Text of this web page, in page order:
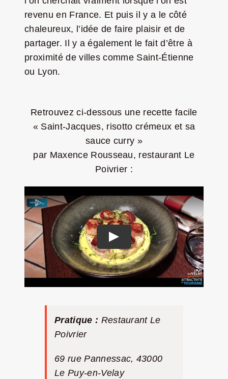
revenu en France. Et puis il y a le côté
chaleureux, l’idée de faire plaisir et de
partager. Il y a également le fait d’être à
proximité de villes comme Saint-Étienne
ou Lyon.
Retrouvez ci-dessous une recette facile
« Saint-Jacques, risotto crémeux et sa
sauce curry »
par Maxence Rousseau, restaurant Le
Poivrier :
Pratique : Restaurant Le
Poivrier
69 rue Pannessac, 43000
Le Puy-en-Velay